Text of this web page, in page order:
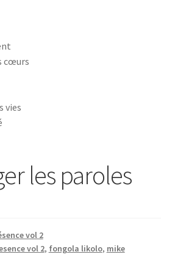
cœurs
vies
les paroles
vol 2
vol 2, fongola likolo, mike